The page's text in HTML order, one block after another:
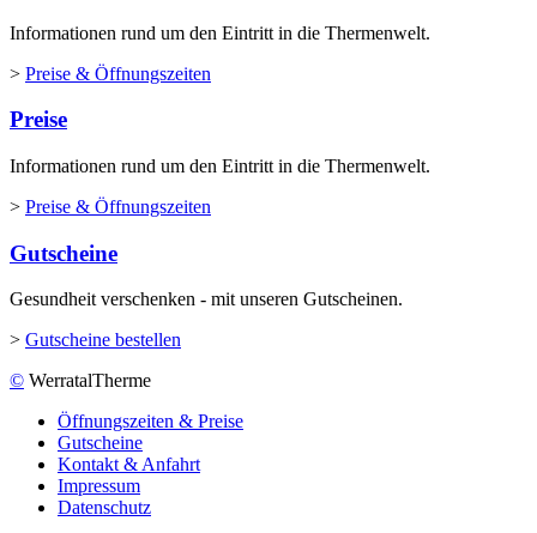
Informationen rund um den Eintritt in die Thermenwelt.
> Preise & Öffnungszeiten
Preise
Informationen rund um den Eintritt in die Thermenwelt.
> Preise & Öffnungszeiten
Gutscheine
Gesundheit verschenken - mit unseren Gutscheinen.
> Gutscheine bestellen
© WerratalTherme
Öffnungszeiten & Preise
Gutscheine
Kontakt & Anfahrt
Impressum
Datenschutz